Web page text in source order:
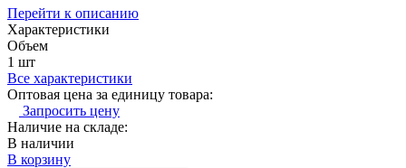
Перейти к описанию
Характеристики
Объем
1 шт
Все характеристики
Оптовая цена за единицу товара:
Запросить цену
Наличие на складе:
В наличии
В корзину